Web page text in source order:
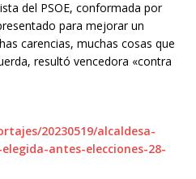
del PSOE, conformada por
para mejorar un
carencias, muchas cosas que
resultó vencedora «contra
20230519/alcaldesa-
antes-elecciones-28-